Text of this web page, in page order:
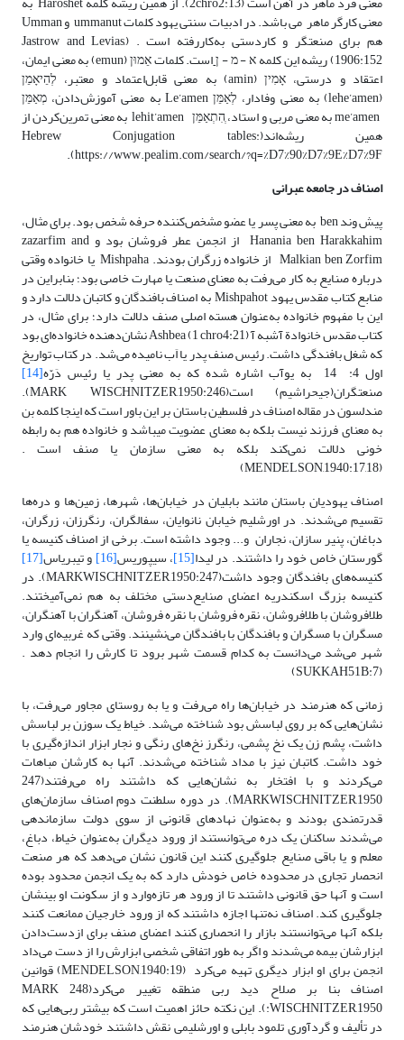
معنی کارگر ماهر می باشد. در ادبیات سنتی یهود کلمات ummanut و Umman
هم برای صنعتگر و کاردستی به‌کاررفته است . (Jastrow and Levias,
1906:152) ریشه این کلمه א - מ - ן است. کلمات אֵמוּן (emun) به معنی ایمان،
اعتقاد و درستی، אָמִין (amin) به معنی قابل‌اعتماد و معتبر، לְהֵיאָמֵן
(lehe’amen) به معنی وفادار، לְאַמֵּן Le’amen به معنی آموزش‌دادن، מְאַמֵּן
me’amen به معنی مربی و استاد، ְהִתְאַמֵּן lehit’amen به معنی تمرین‌کردن از
همین ریشه‌اند(Hebrew Conjugation tables:
https://www.pealim.com/search/?q=%D7%90%D7%9E%D7%9F).
اصناف در جامعه عبرانی
پیش وند ben به معنی پسر یا عضو مشخص‌کننده حرفه شخص بود. برای مثال،
Hanania ben Harakkahim از انجمن عطر فروشان بود و zazarfim and
Malkian ben Zorfim از خانواده زرگران بودند. Mishpaha یا خانواده وقتی
درباره صنایع به کار می‌رفت به معنای صنعت یا مهارت خاصی بود؛ بنابراین در
منابع کتاب مقدس یهود Mishpahot به اصناف بافندگان و کاتبان دلالت دارد و
این با مفهوم خانواده به‌عنوان هسته اصلی صنف دلالت دارد؛ برای مثال، در
کتاب مقدس خانوادة آشبه آ Ashbea (1 chro4:21) نشان‌دهنده خانواده‌ای بود
که شغل بافندگی داشت. رئیس صنف پدر یا اَب نامیده می‌شد. در کتاب تواریخ
اول 4: 14 به یوآب اشاره شده که به معنی پدر یا رئیس دَرّه [14]
صنعتگران(جیحراشیم) است(MARK WISCHNITZER,1950:246).
مندلسون در مقاله اصناف در فلسطین باستان بر این باور است که اینجا کلمه بن
به معنای فرزند نیست بلکه به معنای عضویت میباشد و خانواده هم به رابطه
خونی دلالت نمی‌کند بلکه به معنی سازمان یا صنف است .
(MENDELSON,1940:17,18)
اصناف یهودیان باستان مانند بابلیان در خیابان‌ها، شهرها، زمین‌ها و دره‌ها
تقسیم می‌شدند. در اورشلیم خیابان نانوایان، سفالگران، رنگرزان، زرگران،
دباغان، پنیر سازان، نجاران و... وجود داشته است. برخی از اصناف کنیسه یا
گورستان خاص خود را داشتند. در لیدا[15] ، سیپوریس[16] و تیبریاس[17]
کنیسه‌های بافندگان وجود داشت(MARKWISCHNITZER,1950:247). در
کنیسه بزرگ اسکندریه اعضای صنایع‌دستی مختلف به هم نمی‌آمیختند.
طلافروشان با طلافروشان، نقره فروشان با نقره فروشان، آهنگران با آهنگران،
مسگران با مسگران و بافندگان با بافندگان می‌نشینند. وقتی که غربیه‌ای وارد
شهر می‌شد می‌دانست به کدام قسمت شهر برود تا کارش را انجام دهد .
(SUKKAH51B:7)
زمانی که هنرمند در خیابان‌ها راه می‌رفت و یا به روستای مجاور می‌رفت، با
نشان‌هایی که بر روی لباسش بود شناخته می‌شد. خیاط یک سوزن بر لباسش
داشت، پشم زن یک نخ پشمی، رنگرز نخ‌های رنگی و نجار ابزار اندازه‌گیری با
خود داشت. کاتبان نیز با مداد شناخته می‌شدند. آنها به کارشان مباهات
می‌کردند و با افتخار به نشان‌هایی که داشتند راه می‌رفتند(247
MARKWISCHNITZER,1950). در دوره سلطنت دوم اصناف سازمان‌های
قدرتمندی بودند و به‌عنوان نهادهای قانونی از سوی دولت سازماندهی
می‌شدند ساکنان یک دره می‌توانستند از ورود دیگران به‌عنوان خیاط، دباغ،
معلم و یا باقی صنایع جلوگیری کنند این قانون نشان می‌دهد که هر صنعت
انحصار تجاری در محدوده خاص خودش دارد که به یک انجمن محدود بوده
است و آنها حق قانونی داشتند تا از ورود هر تازه‌وارد و از سکونت او بینشان
جلوگیری کند. اصناف نه‌تنها اجازه داشتند که از ورود خارجیان ممانعت کنند
بلکه آنها می‌توانستند بازار را انحصاری کنند اعضای صنف برای ازدست‌دادن
ابزارشان بیمه می‌شدند و اگر به طور اتفاقی شخصی ابزارش را از دست می‌داد
انجمن برای او ابزار دیگری تهیه می‌کرد (MENDELSON,1940:19) قوانین
اصناف بنا بر صلاح دید ربی منطقه تغییر می‌کرد(248 MARK
WISCHNITZER,1950:). این نکته حائز اهمیت است که بیشتر ربی‌هایی که
در تألیف و گردآوری تلمود بابلی و اورشلیمی نقش داشتند خودشان هنرمند